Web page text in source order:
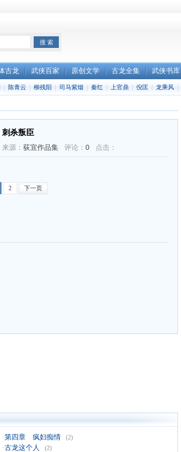
古龙 武侠百家 原创文学 古龙全集 武侠书库
陈青云 柳残阳 司马紫烟 秦红 上官鼎 倪匡 龙乘风
杀叛臣
源： 荻宜作品集 评论： 0 点击：
2 下一页
·第四章 疯妇痴情 (2)
·古龙这个人 (2)